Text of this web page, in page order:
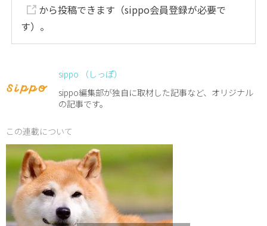
から投稿できます（sippo会員登録が必要で
す）。
sippo （しっぽ）
sippo編集部が独自に取材した記事など、オリジナル
の記事です。
この連載について